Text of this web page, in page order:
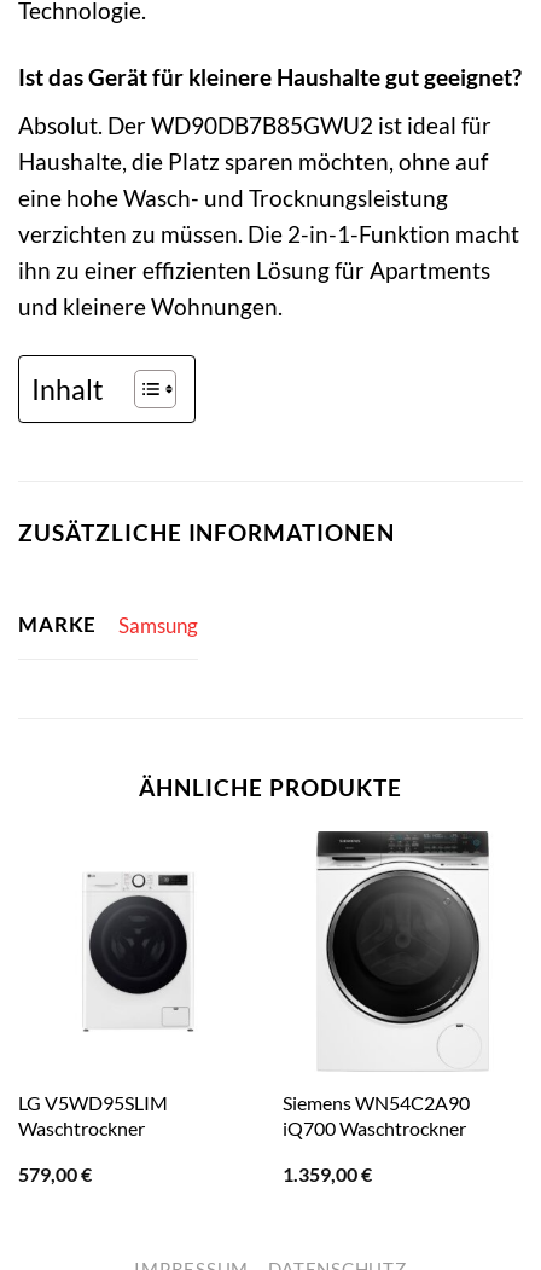
Technologie.
Ist das Gerät für kleinere Haushalte gut geeignet?
Absolut. Der WD90DB7B85GWU2 ist ideal für
Haushalte, die Platz sparen möchten, ohne auf
eine hohe Wasch- und Trocknungsleistung
verzichten zu müssen. Die 2-in-1-Funktion macht
ihn zu einer effizienten Lösung für Apartments
und kleinere Wohnungen.
Inhalt
ZUSÄTZLICHE INFORMATIONEN
MARKE Samsung
ÄHNLICHE PRODUKTE
LG V5WD95SLIM
Waschtrockner
579,00€
Siemens WN54C2A90
iQ700 Waschtrockner
1.359,00€